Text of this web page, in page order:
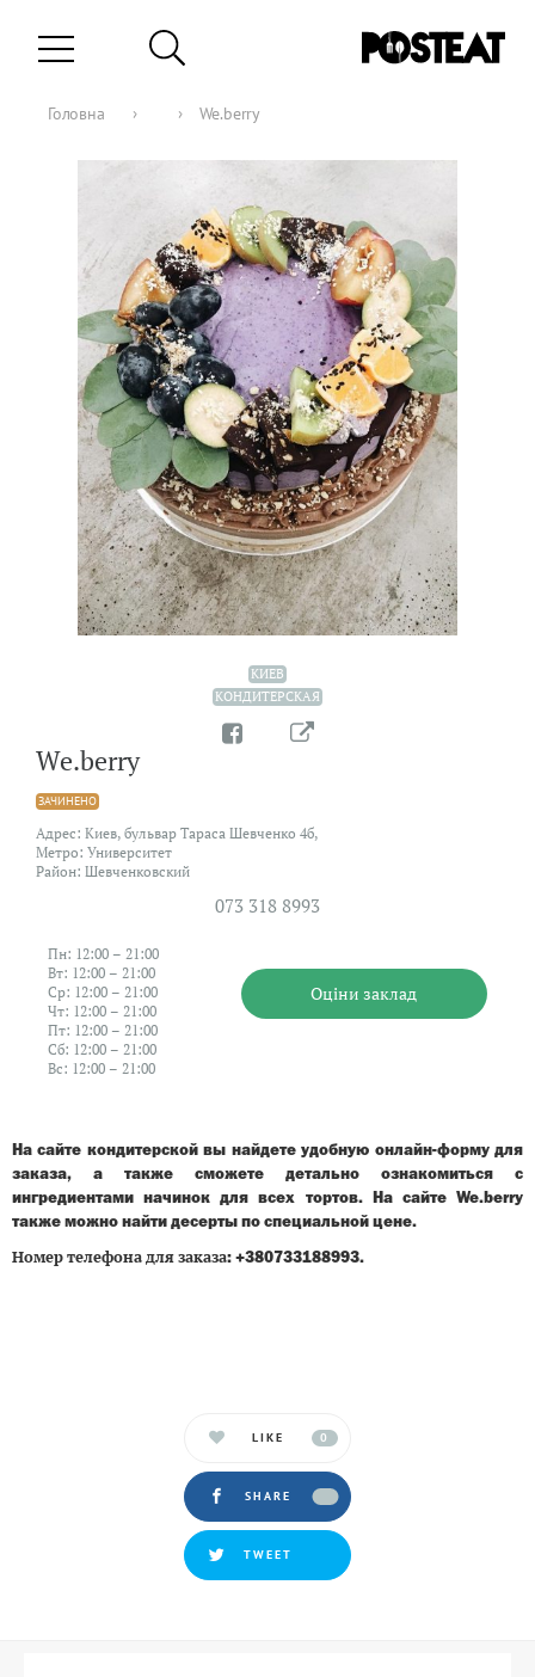
Головна › › We.berry
КИЕВ
КОНДИТЕРСКАЯ
We.berry
ЗАЧИНЕНО
Адрес: Киев, бульвар Тараса Шевченко 4б,
Метро: Университет
Район: Шевченковский
073 318 8993
Пн: 12:00 – 21:00
Вт: 12:00 – 21:00
Ср: 12:00 – 21:00
Чт: 12:00 – 21:00
Пт: 12:00 – 21:00
Сб: 12:00 – 21:00
Вс: 12:00 – 21:00
Оцiни заклад
На сайте кондитерской вы найдете удобную онлайн-форму для
заказа, а также сможете детально ознакомиться с
ингредиентами начинок для всех тортов. На сайте We.berry
также можно найти десерты по специальной цене.
Номертелефонадлязаказа: +380733188993.
LIKE 0
SHARE
TWEET